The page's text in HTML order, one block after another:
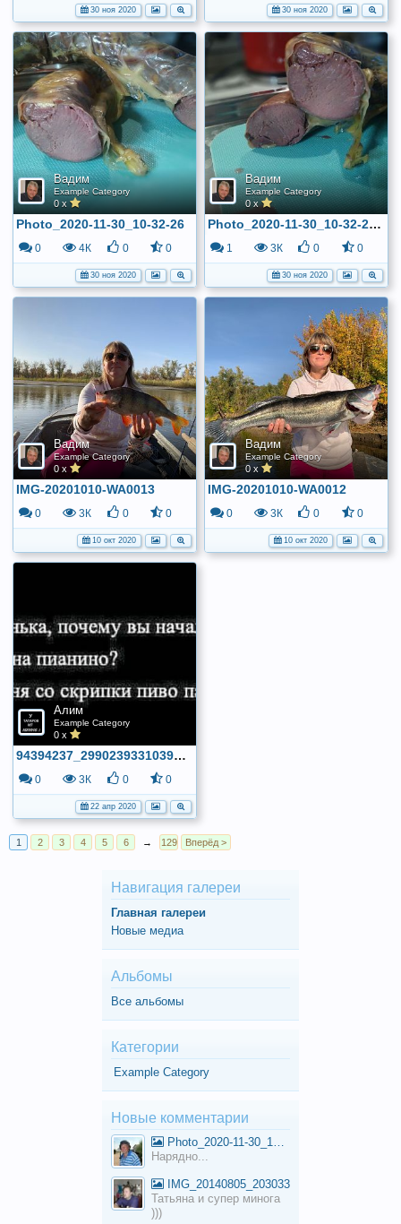
30 ноя 2020 30 ноя 2020
Вадим
Example Category
0 x
Photo_2020-11-30_10-32-26
0 4К 0 0
30 ноя 2020
Вадим
Example Category
0 x
Photo_2020-11-30_10-32-26 (2)
1 3К 0 0
30 ноя 2020
Вадим
Example Category
0 x
IMG-20201010-WA0013
0 3К 0 0
10 окт 2020
Вадим
Example Category
0 x
IMG-20201010-WA0012
0 3К 0 0
10 окт 2020
Алим
Example Category
0 x
94394237_2990239331039685_5501416192037879808_n
0 3К 0 0
22 апр 2020
1 2 3 4 5 6 → 129 Вперёд >
Навигация галереи
Главная галереи
Новые медиа
Альбомы
Все альбомы
Категории
Example Category
Новые комментарии
Photo_2020-11-30_10-32-26 (2)
Нарядно...
IMG_20140805_203033
Татьяна и супер минога
)))